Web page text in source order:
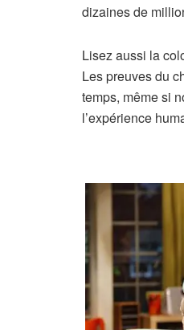
dizaines de
Lisez aussi la
Les preuves du
temps, même si
l’expérience